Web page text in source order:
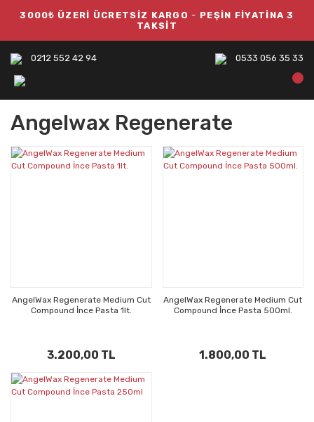
3000₺ ÜZERİ ÜCRETSİZ KARGO - PEŞİN FİYATİNA 3
TAKSİT
0212 552 42 94 0533 056 35 33
Angelwax Regenerate
AngelWax Regenerate Medium Cut
Compound İnce Pasta 1lt.
3.200,00 TL
AngelWax Regenerate Medium Cut
Compound İnce Pasta 500ml.
1.800,00 TL